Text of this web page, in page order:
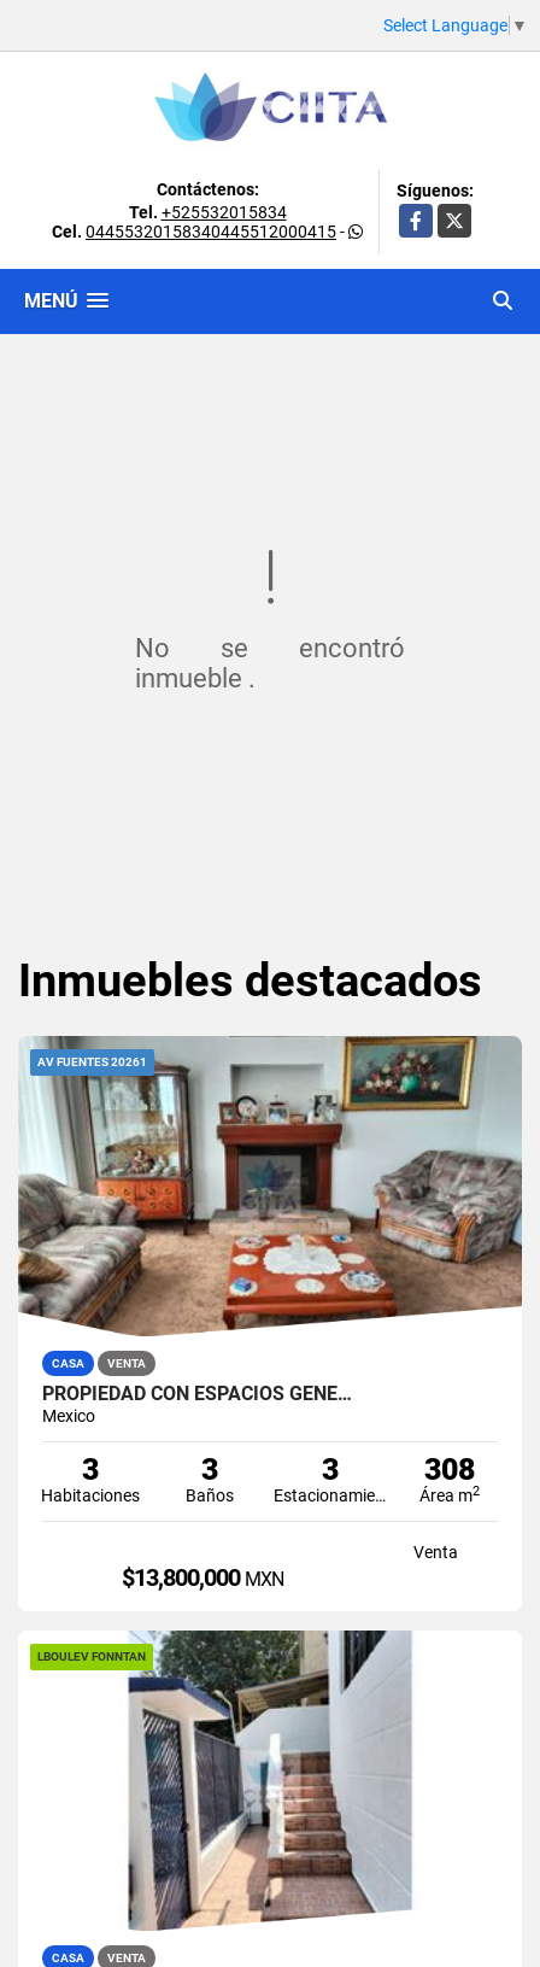
Select Language ▼
Contáctenos:
Tel. +525532015834
Cel. 04455320158340445512000415-
Síguenos:
Facebook
X
MENÚ
No se encontró
inmueble .
Inmuebles destacados
AV FUENTES 20261
CASA VENTA
PROPIEDAD CON ESPACIOS GENE…
Mexico
3
Habitaciones
3
Baños
3
Estacionamiento
308
Área m2
Venta
$13,800,000 MXN
LBOULEV FONNTAN
CASA VENTA